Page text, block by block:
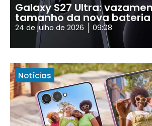
Galaxy S27 Ultra:
tamanho da nova
24 de julho de 2026 09:08
Notícias